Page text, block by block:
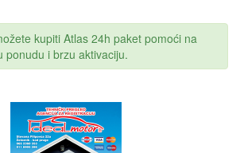
kupiti Atlas 24h paket pomoći na
ponudu i brzu aktivaciju.